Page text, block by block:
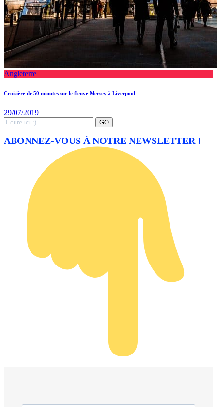
Angleterre
Croisière de 50 minutes sur le fleuve Mersey à Liverpool
29/07/2019
Search
for:
GO
ABONNEZ-VOUS À NOTRE NEWSLETTER !